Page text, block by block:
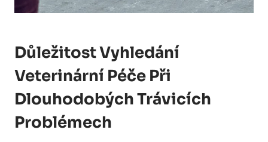
Důležitost Vyhledání
Veterinární Péče Při
Dlouhodobých Trávicích
Problémech